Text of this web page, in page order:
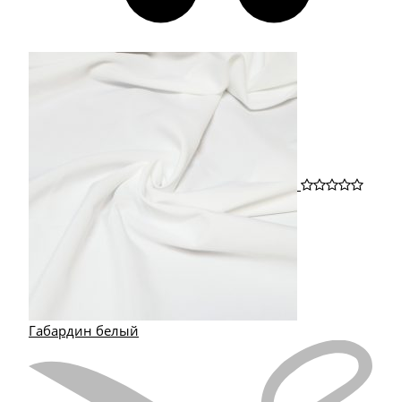
Габардин белый